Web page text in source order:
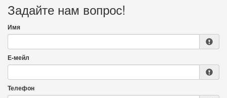
Задайте нам вопрос!
Имя
Е-мейл
Телефон